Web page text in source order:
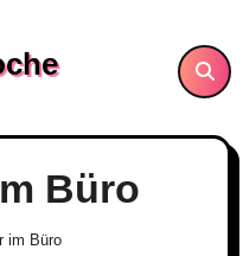
Büro
im Büro